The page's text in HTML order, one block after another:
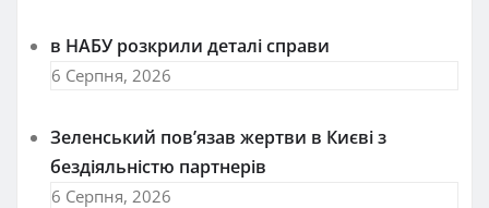
в НАБУ розкрили деталі справи
6 Серпня, 2026
Зеленський пов’язав жертви в Києві з
бездіяльністю партнерів
6 Серпня, 2026